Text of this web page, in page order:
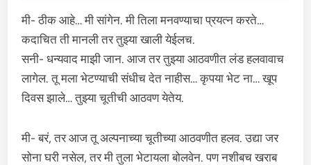
मी- ठीक आहे… मी सांगेन. मी तिला मनवण्याचा प्रयत्न करते…
कदाचित ती मानली तर तुझ्या खाली येईलच.
सनी- धन्यवाद माझी जान. आज तर तुझ्या आठवणीत लंड हलवावाच
लागेल. तू मला भेटण्याची संधीच देत नाहीस… कृपया भेट ना… खूप
दिवस झाले… तुझ्या चूतीची आठवण येतेय.
मी- बरं, तर आज तू अल्पनाच्या चूतीच्या आठवणीत हलव. उद्या जर
सोना घरी नसेल, तर मी तुला भेटायला बोलवेन. पण नशीबच खराब